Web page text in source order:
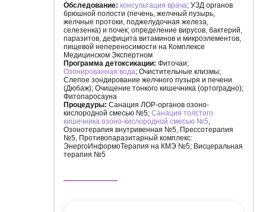
Обследование: консультация врача; УЗД органов
брюшной полости (печень, желчный пузырь,
желчные протоки, поджелудочная железа,
селезенка) и почек; определение вирусов, бактерий,
паразитов, дефицита витаминов и микроэлементов,
пищевой непереносимости на Комплексе
Медицинском Экспертном
Программа детоксикации: Фиточаи;
Озонированная вода; Очистительные клизмы;
Слепое зондирование желчного пузыря и печени
(Дюбаж); Очищение тонкого кишечника (ортоградно);
Фитопаросауна
Процедуры: Санация ЛОР-органов озоно-
кислородной смесью №5; Санация толстого
кишечника озоно-кислородной смесью №5
Озонотерапия внутривенная №5, Прессотерапия
№5, Противопаразитарный комплекс:
ЭнергоИнформоТерапия на КМЭ №5; Висцеральная
терапия №5